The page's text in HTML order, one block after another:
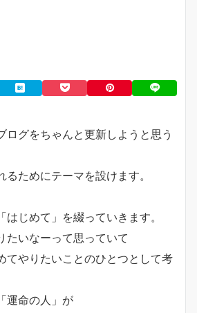
ログをちゃんと更新しようと思う
るためにテーマを設けます。
はじめて」を綴っていきます。
たいなーって思っていて
てやりたいことのひとつとして考
運命の人」が